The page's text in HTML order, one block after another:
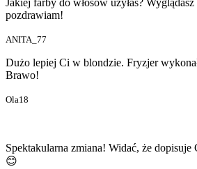
Jakiej farby do włosów użyłaś?
pozdrawiam!
ANITA_77
Dużo lepiej Ci w blondzie. Fryzjer
Brawo!
Ola18
Spektakularna zmiana! Widać, że dopisuje
😊